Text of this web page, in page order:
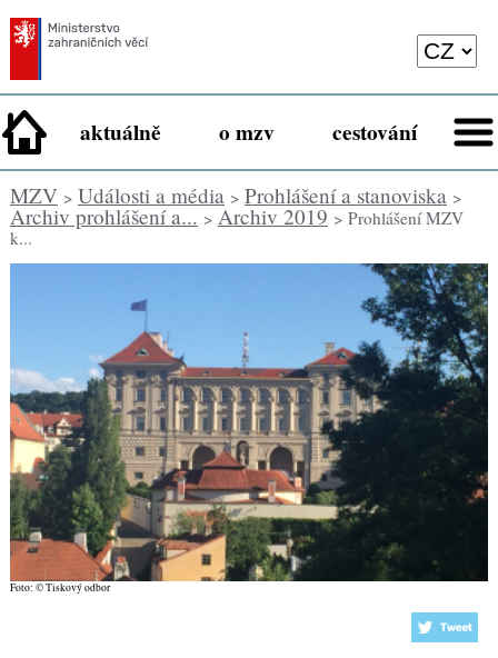
aktuálně o mzv cestování
MZV> Události a média> Prohlášení a stanoviska>
Archiv prohlášení a... > Archiv 2019 > Prohlášení MZV
k...
Foto: © Tiskový odbor